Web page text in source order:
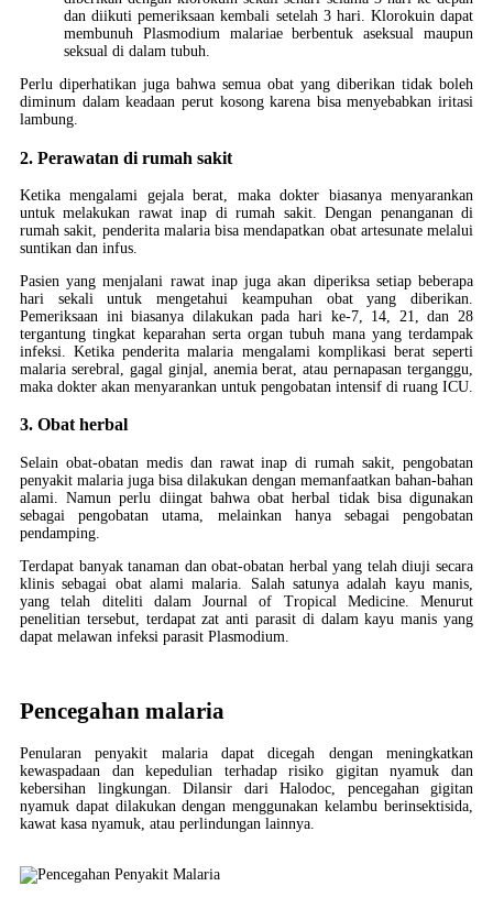
dan diikuti pemeriksaan kembali setelah 3 hari. Klorokuin dapat
membunuh Plasmodium malariae berbentuk aseksual maupun
seksual di dalam tubuh.
Perlu diperhatikan juga bahwa semua obat yang diberikan tidak boleh
diminum dalam keadaan perut kosong karena bisa menyebabkan iritasi
lambung.
2. Perawatan di rumah sakit
Ketika mengalami gejala berat, maka dokter biasanya menyarankan
untuk melakukan rawat inap di rumah sakit. Dengan penanganan di
rumah sakit, penderita malaria bisa mendapatkan obat artesunate melalui
suntikan dan infus.
Pasien yang menjalani rawat inap juga akan diperiksa setiap beberapa
hari sekali untuk mengetahui keampuhan obat yang diberikan.
Pemeriksaan ini biasanya dilakukan pada hari ke-7, 14, 21, dan 28
tergantung tingkat keparahan serta organ tubuh mana yang terdampak
infeksi. Ketika penderita malaria mengalami komplikasi berat seperti
malaria serebral, gagal ginjal, anemia berat, atau pernapasan terganggu,
maka dokter akan menyarankan untuk pengobatan intensif di ruang ICU.
3. Obat herbal
Selain obat-obatan medis dan rawat inap di rumah sakit, pengobatan
penyakit malaria juga bisa dilakukan dengan memanfaatkan bahan-bahan
alami. Namun perlu diingat bahwa obat herbal tidak bisa digunakan
sebagai pengobatan utama, melainkan hanya sebagai pengobatan
pendamping.
Terdapat banyak tanaman dan obat-obatan herbal yang telah diuji secara
klinis sebagai obat alami malaria. Salah satunya adalah kayu manis,
yang telah diteliti dalam Journal of Tropical Medicine. Menurut
penelitian tersebut, terdapat zat anti parasit di dalam kayu manis yang
dapat melawan infeksi parasit Plasmodium.
Pencegahan malaria
Penularan penyakit malaria dapat dicegah dengan meningkatkan
kewaspadaan dan kepedulian terhadap risiko gigitan nyamuk dan
kebersihan lingkungan. Dilansir dari Halodoc, pencegahan gigitan
nyamuk dapat dilakukan dengan menggunakan kelambu berinsektisida,
kawat kasa nyamuk, atau perlindungan lainnya.